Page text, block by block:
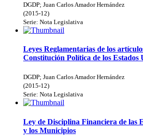
DGDP; Juan Carlos Amador Hernández
(2015-12)
Serie: Nota Legislativa
Leyes Reglamentarias de los
Constitución Política de los Estados
DGDP; Juan Carlos Amador Hernández
(2015-12)
Serie: Nota Legislativa
Ley de Disciplina Financiera de las
y los Municipios